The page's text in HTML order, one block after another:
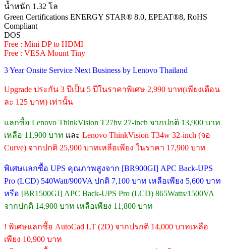
น้ำหนัก 1.32 โล
Green Certifications ENERGY STAR® 8.0, EPEAT®8, RoHS
Compliant
DOS
Free : Mini DP to HDMI
Free : VESA Mount Tiny
3 Year Onsite Service Next Business by Lenovo Thailand
Upgrade ประกัน 3 ปีเป็น 5 ปีในราคาพิเศษ 2,990 บาท(เพียงเดือน
ละ 125 บาท) เท่านั้น
แลกซื้อ Lenovo ThinkVision T27hv 27-inch จากปกติ 13,900 บาท
เหลือ 11,900 บาท และ Lenovo ThinkVision T34w 32-inch (จอ
Curve) จากปกติ 25,900 บาทเหลือเพียง ในราคา 17,900 บาท
พิเศษแลกซื้อ UPS คุณภาพสูงจาก [BR900GI] APC Back-UPS
Pro (LCD) 540Watt/900VA ปกติ 7,100 บาท เหลือเพียง 5,600 บาท
หรือ [BR1500GI] APC Back-UPS Pro (LCD) 865Watts/1500VA
จากปกติ 14,900 บาท เหลือเพียง 11,800 บาท
! พิเศษแลกซื้อ AutoCad LT (2D) จากปรกติ 14,000 บาทเหลือ
เพียง 10,900 บาท